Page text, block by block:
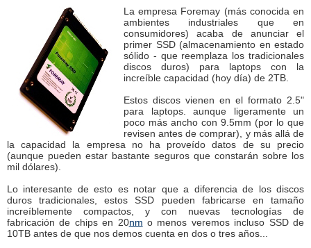
La empresa Foremay (más conocida en
ambientes industriales que en
consumidores) acaba de anunciar el
primer SSD (almacenamiento en estado
sólido - que reemplaza los tradicionales
discos duros) para laptops con la
increíble capacidad (hoy día) de 2TB.
Estos discos vienen en el formato 2.5"
para laptops. aunque ligeramente un
poco más ancho con 9.5mm (por lo que
revisen antes de comprar), y más allá de
la capacidad la empresa no ha proveído datos de su precio
(aunque pueden estar bastante seguros que constarán sobre los
mil dólares).
Lo interesante de esto es notar que a diferencia de los discos
duros tradicionales, estos SSD pueden fabricarse en tamaño
increíblemente compactos, y con nuevas tecnologías de
fabricación de chips en 20nm o menos veremos incluso SSD de
10TB antes de que nos demos cuenta en dos o tres años...